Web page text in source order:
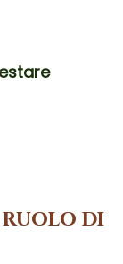
ruolo di